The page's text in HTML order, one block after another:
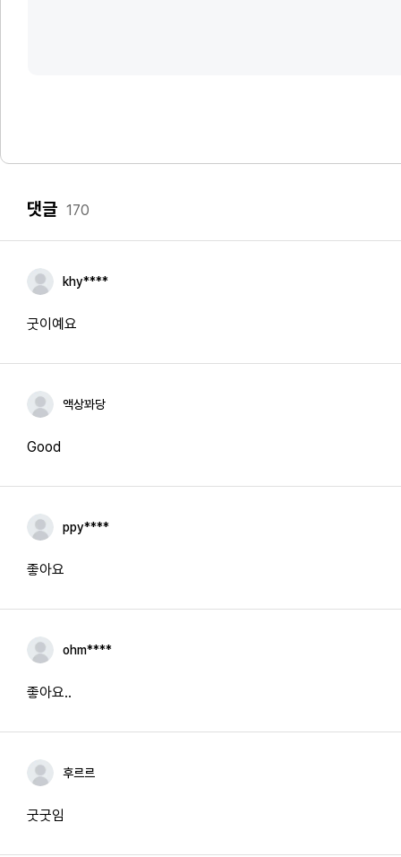
댓글 170
khy****
굿이예요
액상꽈당
Good
ppy****
좋아요
ohm****
좋아요..
후르르
굿굿임